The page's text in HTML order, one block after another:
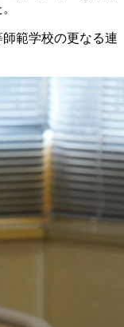
範学校の更なる連